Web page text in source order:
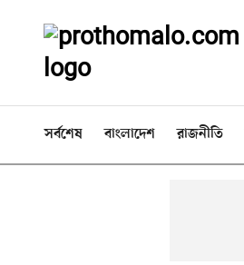
সর্বশেষ বাংলাদেশ রাজনীতি